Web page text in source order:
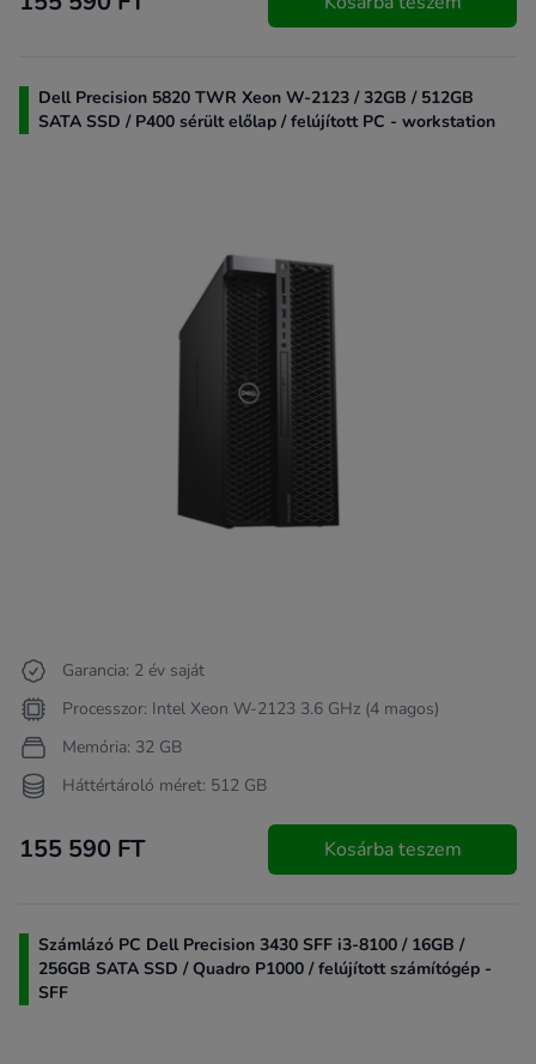
Dell Precision 5820 TWR Xeon W-2123 / 32GB / 512GB
SATA SSD / P400 sérült előlap / felújított PC - workstation
Garancia: 2 év saját
Processzor: Intel Xeon W-2123 3.6 GHz (4 magos)
Memória: 32 GB
Háttértároló méret: 512 GB
155 590 FT Kosárba teszem
Számlázó PC Dell Precision 3430 SFF i3-8100 / 16GB /
256GB SATA SSD / Quadro P1000 / felújított számítógép -
SFF